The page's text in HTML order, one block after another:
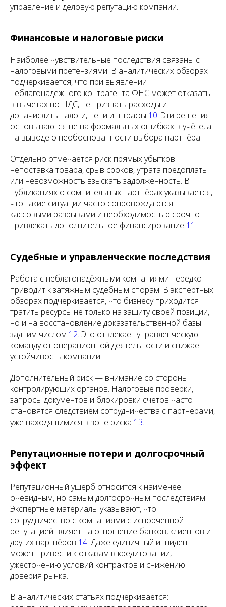
управление и деловую репутацию компании.
Финансовые и налоговые риски
Наиболее чувствительные последствия связаны с
налоговыми претензиями. В аналитических обзорах
подчёркивается, что при выявлении
неблагонадёжного контрагента ФНС может отказать
в вычетах по НДС, не признать расходы и
доначислить налоги, пени и штрафы 10. Эти решения
основываются не на формальных ошибках в учёте, а
на выводе о необоснованности выбора партнёра.
Отдельно отмечается риск прямых убытков:
непоставка товара, срыв сроков, утрата предоплаты
или невозможность взыскать задолженность. В
публикациях о сомнительных партнёрах указывается,
что такие ситуации часто сопровождаются
кассовыми разрывами и необходимостью срочно
привлекать дополнительное финансирование 11 .
Судебные и управленческие последствия
Работа с неблагонадёжными компаниями нередко
приводит к затяжным судебным спорам. В экспертных
обзорах подчёркивается, что бизнесу приходится
тратить ресурсы не только на защиту своей позиции,
но и на восстановление доказательственной базы
задним числом 12. Это отвлекает управленческую
команду от операционной деятельности и снижает
устойчивость компании.
Дополнительный риск — внимание со стороны
контролирующих органов. Налоговые проверки,
запросы документов и блокировки счетов часто
становятся следствием сотрудничества с партнёрами,
уже находящимися в зоне риска 13.
Репутационные потери и долгосрочный
эффект
Репутационный ущерб относится к наименее
очевидным, но самым долгосрочным последствиям.
Экспертные материалы указывают, что
сотрудничество с компаниями с испорченной
репутацией влияет на отношение банков, клиентов и
других партнёров 14. Даже единичный инцидент
может привести к отказам в кредитовании,
ужесточению условий контрактов и снижению
доверия рынка.
В аналитических статьях подчёркивается: